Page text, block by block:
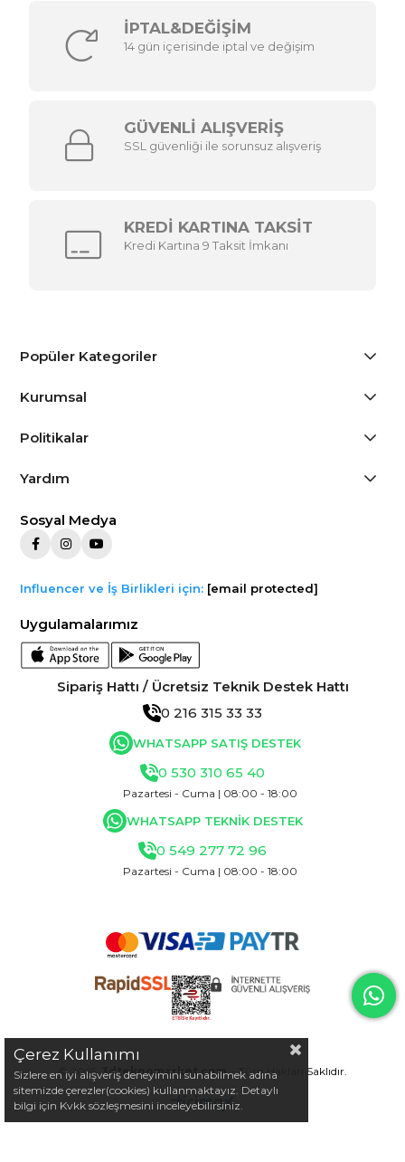
İPTAL&DEĞİŞİM
14 gün içerisinde iptal ve değişim
GÜVENLİ ALIŞVERİŞ
SSL güvenliği ile sorunsuz alışveriş
KREDİ KARTINA TAKSİT
Kredi Kartına 9 Taksit İmkanı
Popüler Kategoriler
Kurumsal
Politikalar
Yardım
Sosyal Medya
Influencer ve İş Birlikleri için: [email protected]
Uygulamalarımız
Sipariş Hattı / Ücretsiz Teknik Destek Hattı
0 216 315 33 33
WHATSAPP SATIŞ DESTEK
0 530 310 65 40
Pazartesi - Cuma | 08:00 - 18:00
WHATSAPP TEKNİK DESTEK
0 549 277 72 96
Pazartesi - Cuma | 08:00 - 18:00
© 2025 3dteknomarket.com - Tüm Hakları Saklıdır.
Çerez Kullanımı
Sizlere en iyi alışveriş deneyimini sunabilmek adına
sitemizde çerezler(cookies) kullanmaktayız. Detaylı
bilgi için Kvkk sözleşmesini inceleyebilirsiniz.